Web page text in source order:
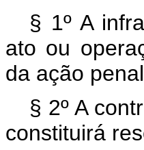
§ 1º A
ato ou
da ação
§ 2º A
constituirá